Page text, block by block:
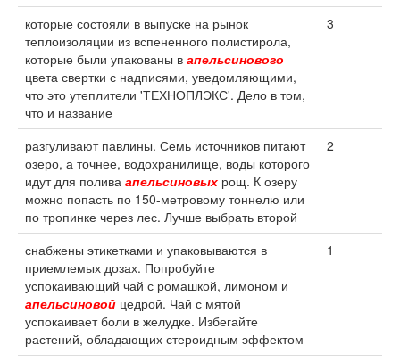
которые состояли в выпуске на рынок
теплоизоляции из вспененного полистирола,
которые были упакованы в апельсинового
цвета свертки с надписями, уведомляющими,
что это утеплители 'ТЕХНОПЛЭКС'. Дело в том,
что и название
3
разгуливают павлины. Семь источников питают
озеро, а точнее, водохранилище, воды которого
идут для полива апельсиновых рощ. К озеру
можно попасть по 150-метровому тоннелю или
по тропинке через лес. Лучше выбрать второй
2
снабжены этикетками и упаковываются в
приемлемых дозах. Попробуйте
успокаивающий чай с ромашкой, лимоном и
апельсиновой цедрой. Чай с мятой
успокаивает боли в желудке. Избегайте
растений, обладающих стероидным эффектом
1